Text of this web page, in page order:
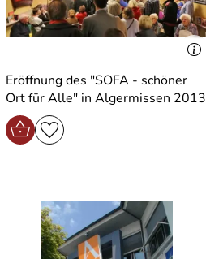
Eröffnung des "SOFA - schöner
Ort für Alle" in Algermissen 2013